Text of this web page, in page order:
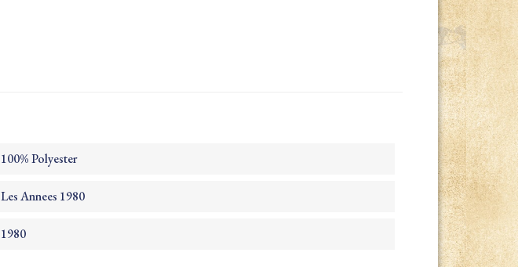
100% Polyester
Les Annees 1980
1980